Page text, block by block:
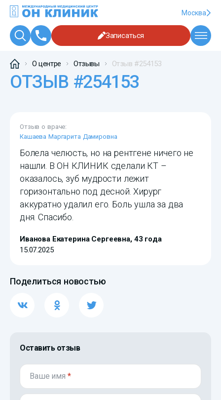
Москва
Записаться
О центре Отзывы Отзыв #254153
ОТЗЫВ #254153
Отзыв о враче:
Кашаева Маргарита Дамировна
Болела челюсть, но на рентгене ничего не
нашли. В ОН КЛИНИК сделали КТ –
оказалось, зуб мудрости лежит
горизонтально под десной. Хирург
аккуратно удалил его. Боль ушла за два
дня. Спасибо.
Иванова Екатерина Сергеевна, 43 года
15.07.2025
Поделиться новостью
Оставить отзыв
Ваше имя *